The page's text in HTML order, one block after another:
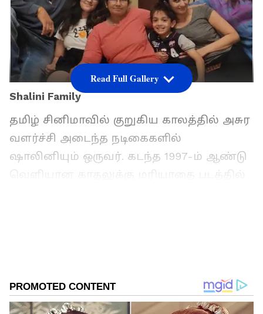
Shalini Family
தமிழ் சினிமாவில் குறுகிய காலத்தில் அசுர
வளர்ச்சி அடைந்த நடிகைகளில்
ஷாலினியும் ஒருவர். கடந்த 1997-ம் ஆண்டு
பட வாய்ப்புகள் குவிந்தன. இவர் தமிழைக்
காட்டிலும் மலையாளத்தில் தான் அதிக
Read Full Gallery